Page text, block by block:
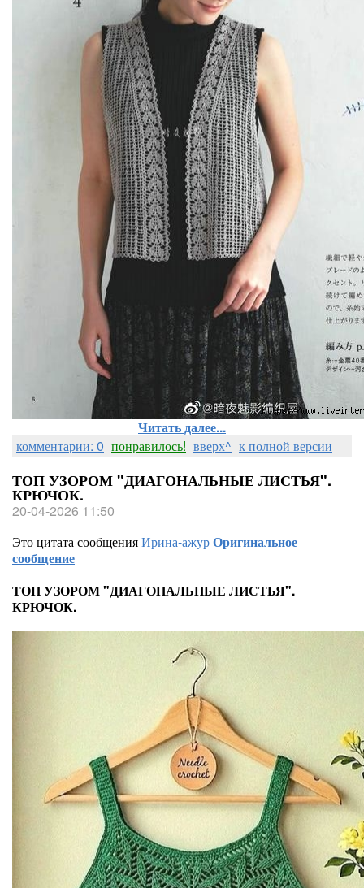
Читать далее...
комментарии: 0 понравилось! вверх^ к полной версии
ТОП УЗОРОМ "ДИАГОНАЛЬНЫЕ ЛИСТЬЯ".
КРЮЧОК.
20-04-2026 11:50
Это цитата сообщенияИрина-ажурОригинальное
сообщение
ТОП УЗОРОМ "ДИАГОНАЛЬНЫЕ ЛИСТЬЯ".
КРЮЧОК.